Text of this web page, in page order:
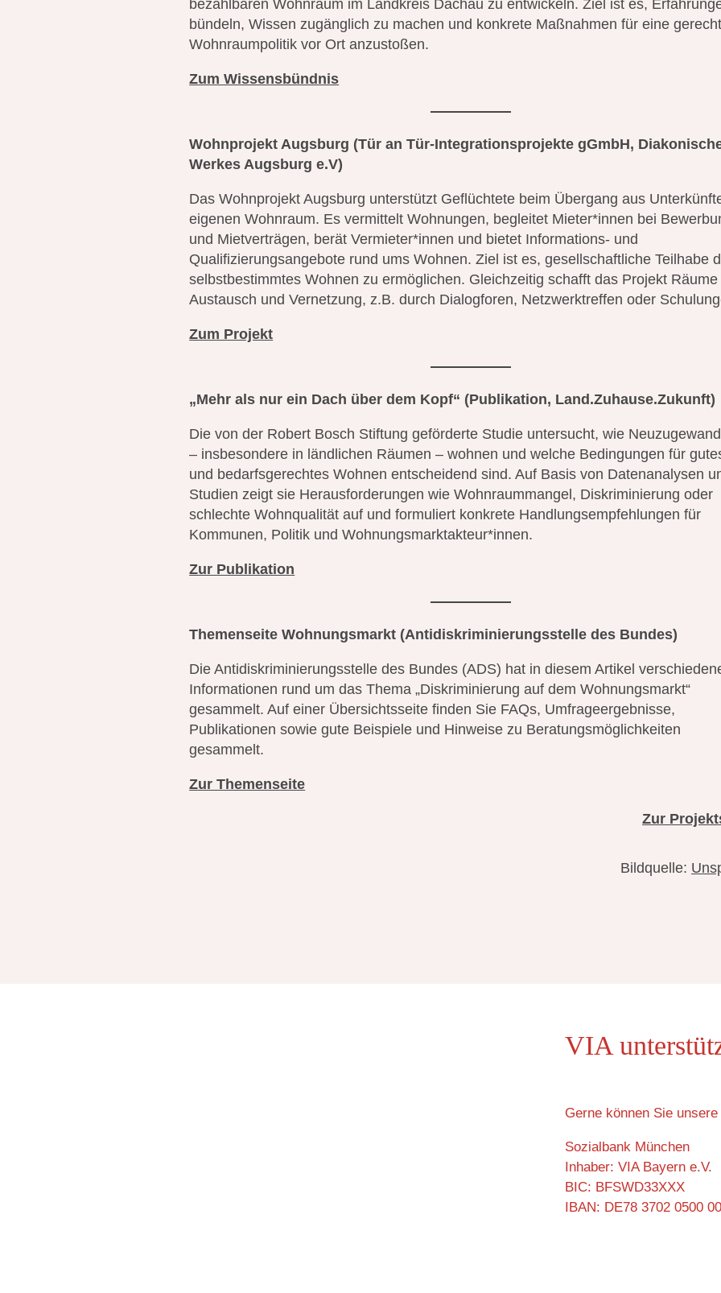
bezahlbaren Wohnraum im Landkreis Dachau zu entwickeln. Ziel ist es,
bündeln, Wissen zugänglich zu machen und konkrete Maßnahmen für eine
Wohnraumpolitik vor Ort anzustoßen.
Zum Wissensbündnis
Wohnprojekt Augsburg (Tür an Tür-Integrationsprojekte gGmbH,
Werkes Augsburg e.V)
Das Wohnprojekt Augsburg unterstützt Geflüchtete beim Übergang aus
eigenen Wohnraum. Es vermittelt Wohnungen, begleitet Mieter*innen bei
und Mietverträgen, berät Vermieter*innen und bietet Informations- und
Qualifizierungsangebote rund ums Wohnen. Ziel ist es, gesellschaftliche Teilhabe
selbstbestimmtes Wohnen zu ermöglichen. Gleichzeitig schafft das Projekt Räume
Austausch und Vernetzung, z.B. durch Dialogforen, Netzwerktreffen oder
Zum Projekt
„Mehr als nur ein Dach über dem Kopf“ (Publikation, Land.Zuhause.Zukunft)
Die von der Robert Bosch Stiftung geförderte Studie untersucht, wie
– insbesondere in ländlichen Räumen – wohnen und welche Bedingungen für
und bedarfsgerechtes Wohnen entscheidend sind. Auf Basis von Datenanalysen
Studien zeigt sie Herausforderungen wie Wohnraummangel, Diskriminierung oder
schlechte Wohnqualität auf und formuliert konkrete Handlungsempfehlungen für
Kommunen, Politik und Wohnungsmarktakteur*innen.
Zur Publikation
Themenseite Wohnungsmarkt (Antidiskriminierungsstelle des Bundes)
Die Antidiskriminierungsstelle des Bundes (ADS) hat in diesem Artikel
Informationen rund um das Thema „Diskriminierung auf dem Wohnungsmarkt“
gesammelt. Auf einer Übersichtsseite finden Sie FAQs, Umfrageergebnisse,
Publikationen sowie gute Beispiele und Hinweise zu Beratungsmöglichkeiten
gesammelt.
Zur Themenseite
Zur
Bildquelle:
VIA
Gerne können Sie
Sozialbank München
Inhaber: VIA Bayern e.V.
BIC: BFSWD33XXX
IBAN: DE78 3702 0500